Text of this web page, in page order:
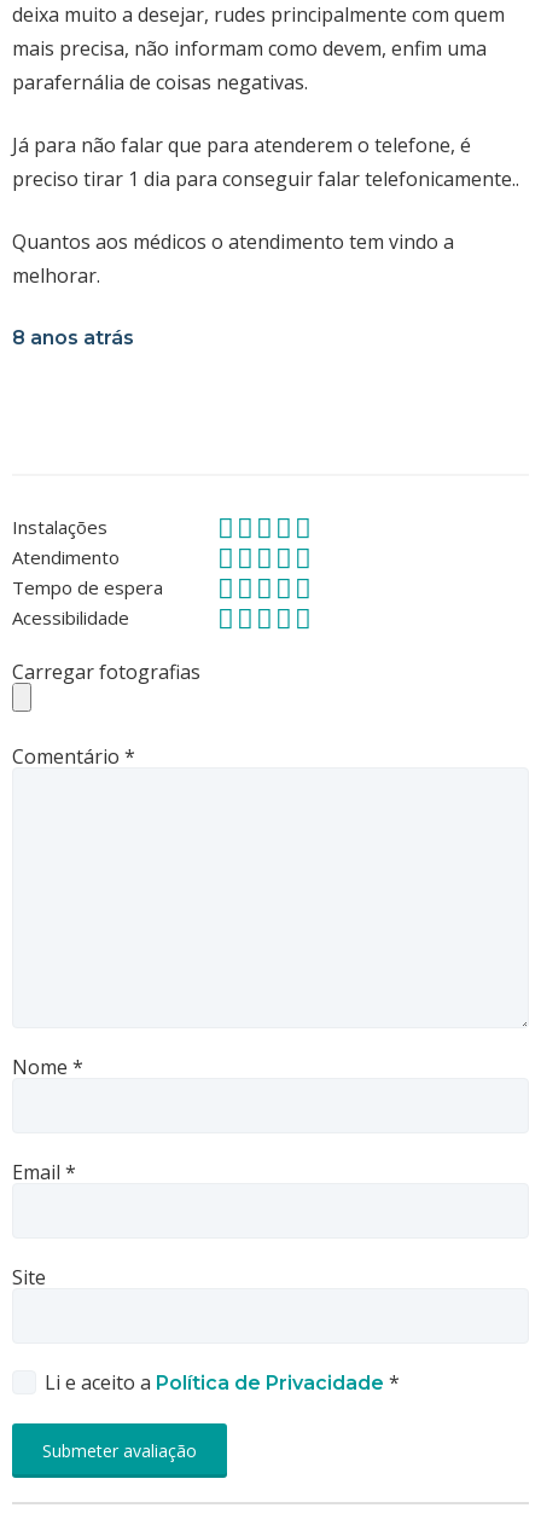
deixa muito a desejar, rudes principalmente com quem
mais precisa, não informam como devem, enfim uma
parafernália de coisas negativas.
Já para não falar que para atenderem o telefone, é
preciso tirar 1 dia para conseguir falar telefonicamente..
Quantos aos médicos o atendimento tem vindo a
melhorar.
8 anos atrás
Instalações
Atendimento
Tempo de espera
Acessibilidade
Carregar fotografias
Comentário *
Nome *
Email *
Site
Li e aceito a Política de Privacidade *